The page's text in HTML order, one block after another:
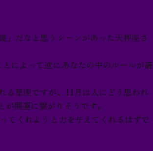
」だなと思うシーンがあった天秤座さ
によって逆にあなたの中のルールが確
る星座ですが、11月は人にどう思われ
開運に繋がりそうです。
てくれようと力を与えてくれるはずで